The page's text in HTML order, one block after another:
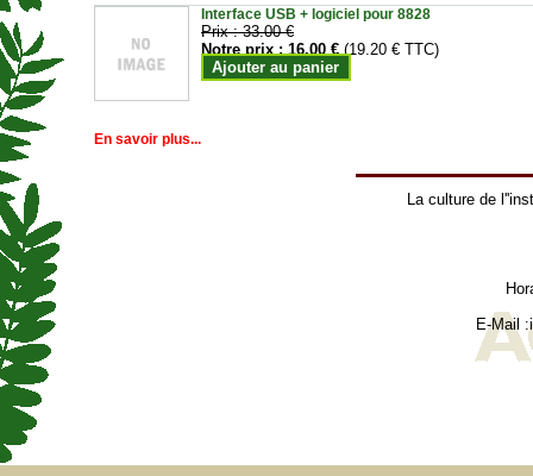
Interface USB + logiciel pour 8828
Prix :33.00 €
Notre prix :16.00 € (19.20 € TTC)
Ajouter au panier
En savoir plus...
La culture de
E-Mail :